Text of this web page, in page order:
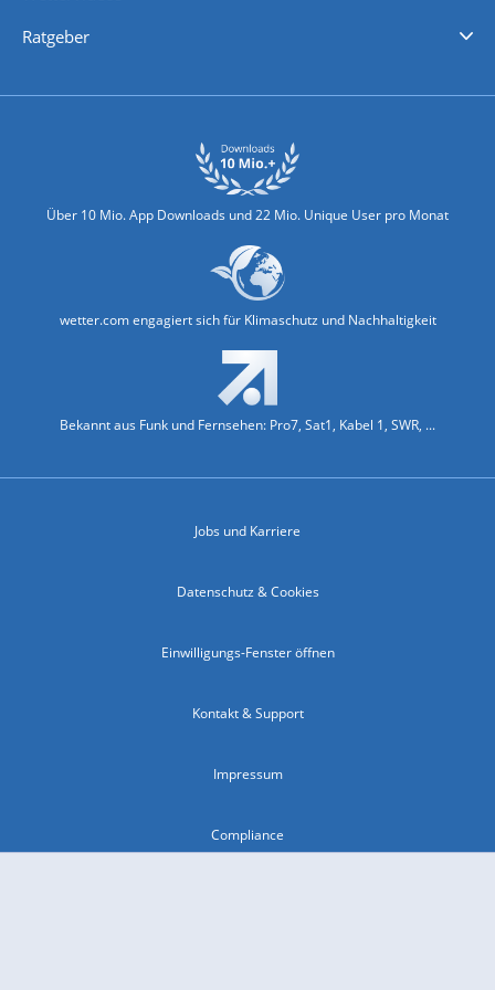
Ratgeber
Über 10 Mio. App Downloads und 22 Mio. Unique User pro Monat
wetter.com engagiert sich für Klimaschutz und Nachhaltigkeit
Bekannt aus Funk und Fernsehen: Pro7, Sat1, Kabel 1, SWR, ...
Jobs und Karriere
Datenschutz & Cookies
Einwilligungs-Fenster öffnen
Kontakt & Support
Impressum
Compliance